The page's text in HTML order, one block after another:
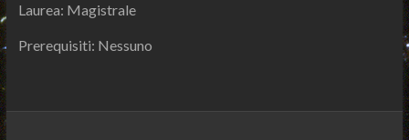
Laurea: Magistrale
Prerequisiti: Nessuno